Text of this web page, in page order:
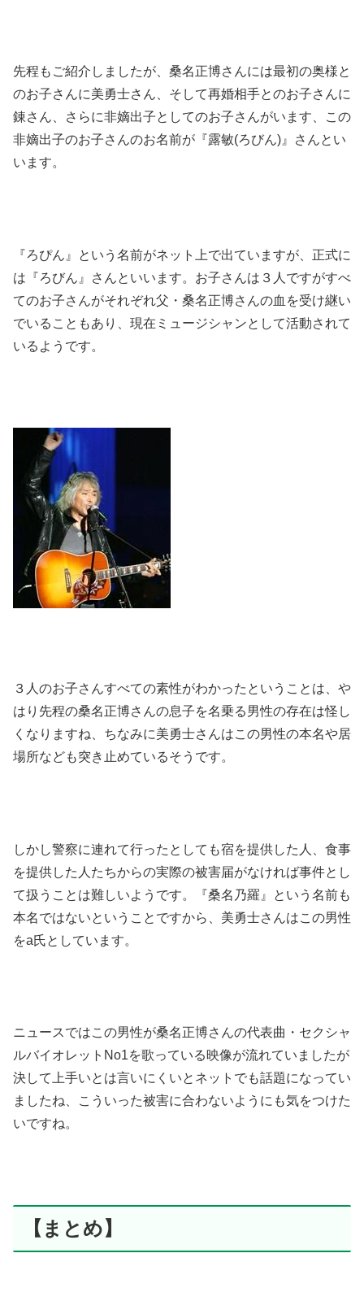
先程もご紹介しましたが、桑名正博さんには最初の奥様と
のお子さんに美勇士さん、そして再婚相手とのお子さんに
錬さん、さらに非嫡出子としてのお子さんがいます、この
非嫡出子のお子さんのお名前が『露敏(ろびん)』さんとい
います。
『ろぴん』という名前がネット上で出ていますが、正式に
は『ろびん』さんといいます。お子さんは３人ですがすべ
てのお子さんがそれぞれ父・桑名正博さんの血を受け継い
でいることもあり、現在ミュージシャンとして活動されて
いるようです。
３人のお子さんすべての素性がわかったということは、や
はり先程の桑名正博さんの息子を名乗る男性の存在は怪し
くなりますね、ちなみに美勇士さんはこの男性の本名や居
場所なども突き止めているそうです。
しかし警察に連れて行ったとしても宿を提供した人、食事
を提供した人たちからの実際の被害届がなければ事件とし
て扱うことは難しいようです。『桑名乃羅』という名前も
本名ではないということですから、美勇士さんはこの男性
をa氏としています。
ニュースではこの男性が桑名正博さんの代表曲・セクシャ
ルバイオレットNo1を歌っている映像が流れていましたが
決して上手いとは言いにくいとネットでも話題になってい
ましたね、こういった被害に合わないようにも気をつけた
いですね。
【まとめ】